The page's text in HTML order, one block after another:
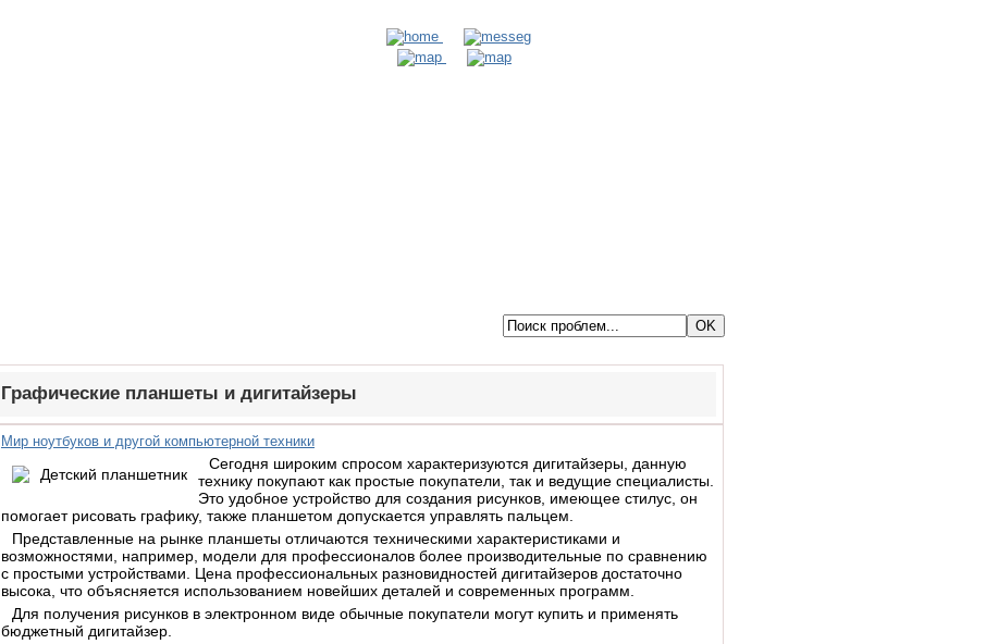
Графические планшеты и дигитайзеры
Мир ноутбуков и другой компьютерной техники
Сегодня широким спросом характеризуются дигитайзеры, данную
технику покупают как простые покупатели, так и ведущие специалисты.
Это удобное устройство для создания рисунков, имеющее стилус, он
помогает рисовать графику, также планшетом допускается управлять пальцем.
Представленные на рынке планшеты отличаются техническими характеристиками и
возможностями, например, модели для профессионалов более производительные по сравнению
с простыми устройствами. Цена профессиональных разновидностей дигитайзеров достаточно
высока, что объясняется использованием новейших деталей и современных программ.
Для получения рисунков в электронном виде обычные покупатели могут купить и применять
бюджетный дигитайзер.